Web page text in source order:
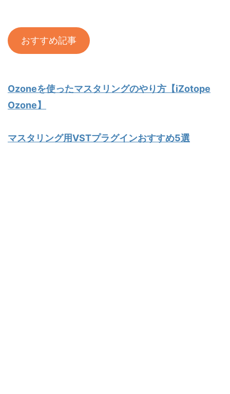
おすすめ記事
Ozoneを使ったマスタリングのやり方【iZotope
Ozone】
マスタリング用VSTプラグインおすすめ5選